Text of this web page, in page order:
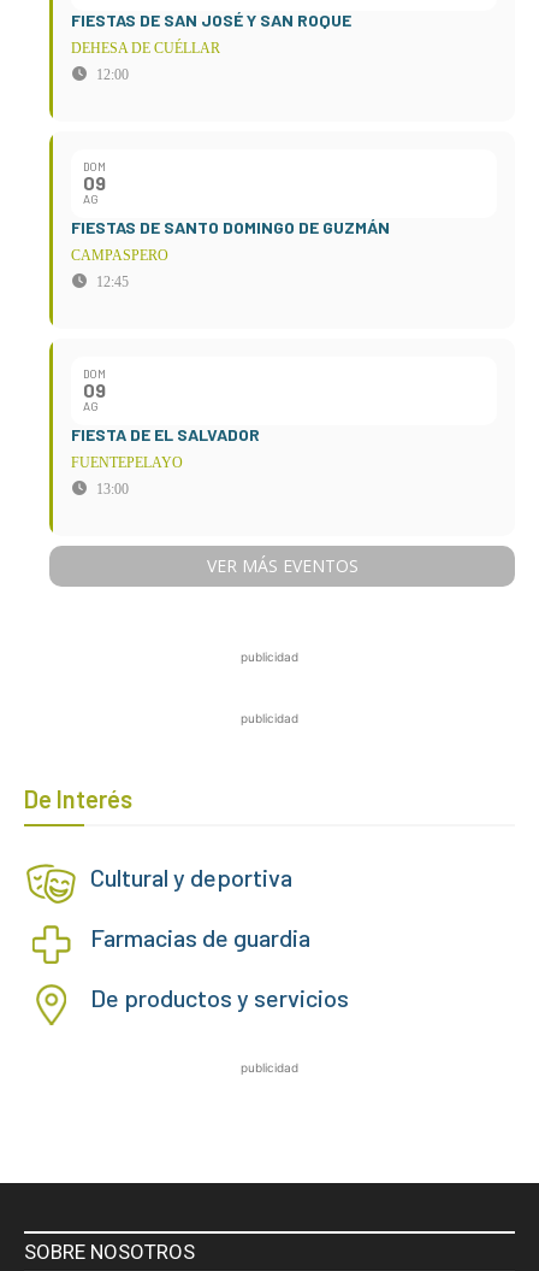
FIESTAS DE SAN JOSÉ Y SAN ROQUE
DEHESA DE CUÉLLAR
12:00
DOM
09
AG
FIESTAS DE SANTO DOMINGO DE GUZMÁN
CAMPASPERO
12:45
DOM
09
AG
FIESTA DE EL SALVADOR
FUENTEPELAYO
13:00
VER MÁS EVENTOS
publicidad
publicidad
De Interés
Cultural y deportiva
Farmacias de guardia
De productos y servicios
publicidad
SOBRE NOSOTROS